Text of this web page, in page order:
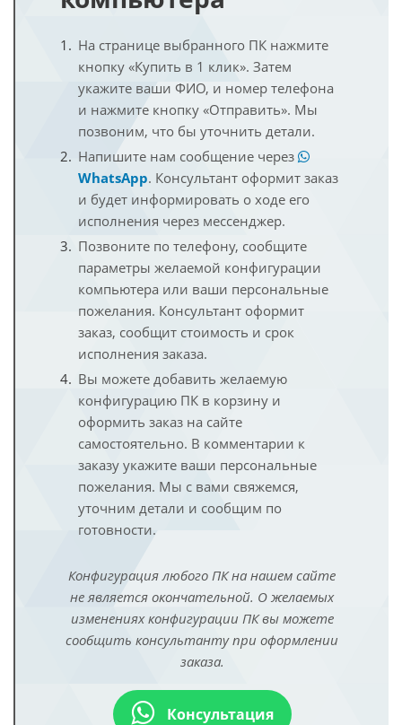
На странице выбранного ПК нажмите
кнопку «Купить в 1 клик». Затем
укажите ваши ФИО, и номер телефона
и нажмите кнопку «Отправить». Мы
позвоним, что бы уточнить детали.
Напишите нам сообщение через
WhatsApp. Консультант оформит заказ
и будет информировать о ходе его
исполнения через мессенджер.
Позвоните по телефону, сообщите
параметры желаемой конфигурации
компьютера или ваши персональные
пожелания. Консультант оформит
заказ, сообщит стоимость и срок
исполнения заказа.
Вы можете добавить желаемую
конфигурацию ПК в корзину и
оформить заказ на сайте
самостоятельно. В комментарии к
заказу укажите ваши персональные
пожелания. Мы с вами свяжемся,
уточним детали и сообщим по
готовности.
Конфигурация любого ПК на нашем сайте
не является окончательной. О желаемых
изменениях конфигурации ПК вы можете
сообщить консультанту при оформлении
заказа.
Консультация